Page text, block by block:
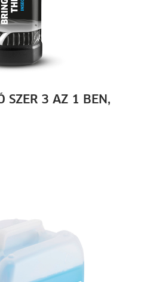
SZER 3 AZ 1 BEN,